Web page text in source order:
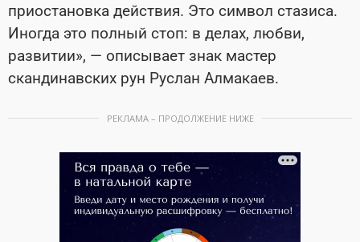
приостановка действия. Это символ стазиса.
Иногда это полный стоп: в делах, любви,
развитии», — описывает знак мастер
скандинавских рун Руслан Алмакаев.
РЕКЛАМА – ПРОДОЛЖЕНИЕ НИЖЕ